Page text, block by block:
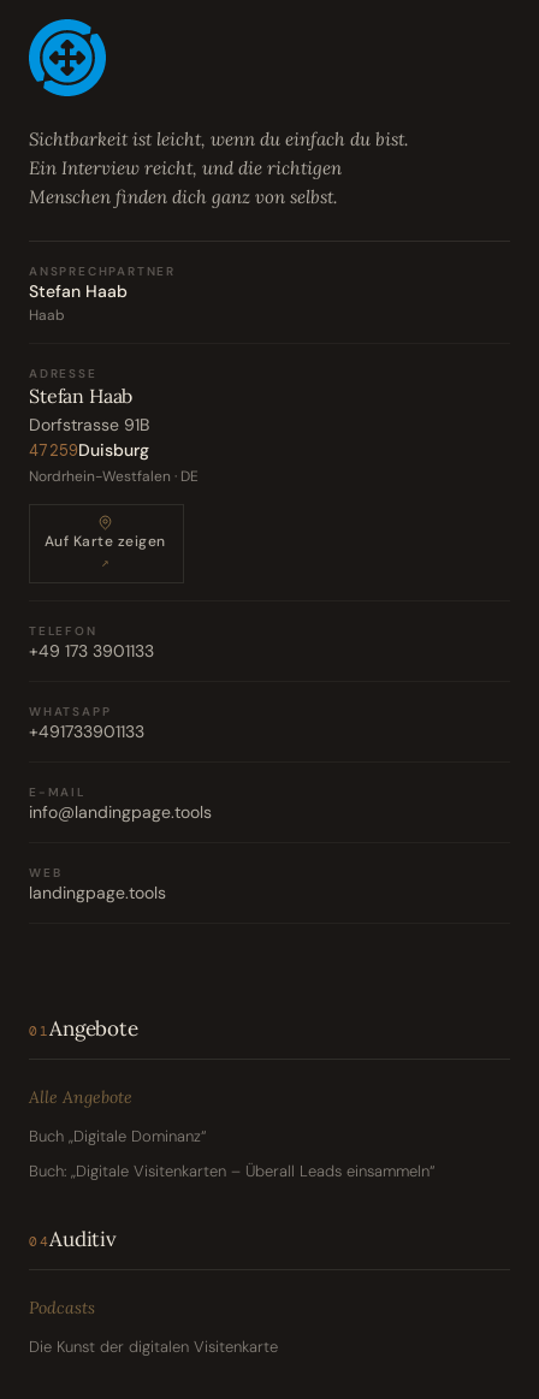
Sichtbarkeit ist leicht, wenn du einfach du bist.
Ein Interview reicht, und die richtigen
Menschen finden dich ganz von selbst.
ANSPRECHPARTNER
Stefan Haab
Haab
ADRESSE
Stefan Haab
Dorfstrasse 91B
47259Duisburg
Nordrhein-Westfalen · DE
Auf Karte zeigen
↗
TELEFON
+49 173 3901133
WHATSAPP
+491733901133
E-MAIL
info@landingpage.tools
WEB
landingpage.tools
01 Angebote
Alle Angebote
Buch „Digitale Dominanz“
Buch: „Digitale Visitenkarten – Überall Leads einsammeln“
04Auditiv
Podcasts
Die Kunst der digitalen Visitenkarte